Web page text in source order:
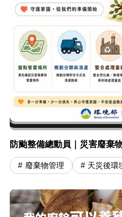
防颱整備總動員｜災害廢棄
廢棄物管理 天災後環